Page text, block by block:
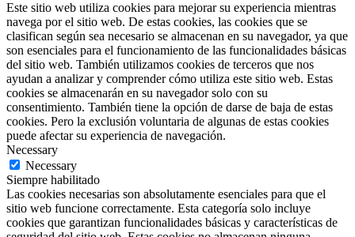
Este sitio web utiliza cookies para mejorar su experiencia mientras
navega por el sitio web. De estas cookies, las cookies que se
clasifican según sea necesario se almacenan en su navegador, ya que
son esenciales para el funcionamiento de las funcionalidades básicas
del sitio web. También utilizamos cookies de terceros que nos
ayudan a analizar y comprender cómo utiliza este sitio web. Estas
cookies se almacenarán en su navegador solo con su
consentimiento. También tiene la opción de darse de baja de estas
cookies. Pero la exclusión voluntaria de algunas de estas cookies
puede afectar su experiencia de navegación.
Necessary
Necessary
Siempre habilitado
Las cookies necesarias son absolutamente esenciales para que el
sitio web funcione correctamente. Esta categoría solo incluye
cookies que garantizan funcionalidades básicas y características de